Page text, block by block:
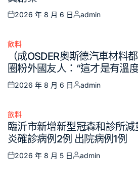
Posted
2026 年 8 月 6 日
Posted
admin
Posted
飲料
（成OSDER奧斯德汽車材料
圈粉外國友人：“這才是有溫
Posted
2026 年 8 月 6 日
Posted
admin
Posted
in
飲料
臨沂市新增新型冠森和診所
炎確診病例2例 出院病例1例
Posted
2026 年 8 月 5 日
Posted
admin